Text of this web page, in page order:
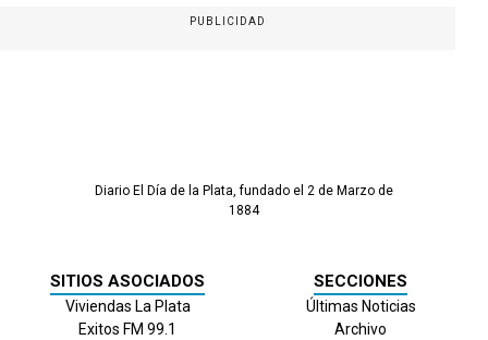
PUBLICIDAD
Diario El Día de la Plata, fundado el 2 de Marzo de
1884
SITIOS ASOCIADOS
Viviendas La Plata
Exitos FM 99.1
SECCIONES
Últimas Noticias
Archivo